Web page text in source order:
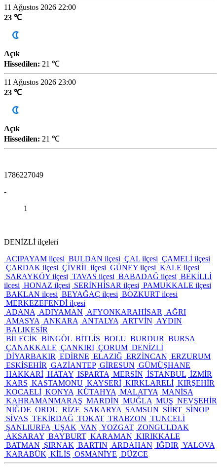
11 Ağustos 2026 22:00
23 ℃
Açık
Hissedilen: 21 ℃
11 Ağustos 2026 23:00
23 ℃
Açık
Hissedilen: 21 ℃
1786227049
-
1
DENİZLİ ilçeleri
ACIPAYAM ilçesi BULDAN ilçesi ÇAL ilçesi ÇAMELİ ilçesi
ÇARDAK ilçesi ÇİVRİL ilçesi GÜNEY ilçesi KALE ilçesi
SARAYKÖY ilçesi TAVAS ilçesi BABADAĞ ilçesi BEKİLLİ
ilçesi HONAZ ilçesi SERİNHİSAR ilçesi PAMUKKALE ilçesi
BAKLAN ilçesi BEYAĞAÇ ilçesi BOZKURT ilçesi
MERKEZEFENDİ ilçesi
ADANA ADIYAMAN AFYONKARAHİSAR
AĞRI
AMASYA ANKARA ANTALYA ARTVİN AYDIN
BALIKESİR
BİLECİK BİNGÖL BİTLİS BOLU BURDUR BURSA
ÇANAKKALE ÇANKIRI ÇORUM DENİZLİ
DİYARBAKIR EDİRNE ELAZIĞ ERZİNCAN ERZURUM
ESKİŞEHİR GAZİANTEP GİRESUN GÜMÜŞHANE
HAKKARİ HATAY ISPARTA MERSİN İSTANBUL İZMİR
KARS KASTAMONU KAYSERİ KIRKLARELİ KIRŞEHİR
KOCAELİ KONYA KÜTAHYA MALATYA MANİSA
KAHRAMANMARAŞ MARDİN MUĞLA MUŞ NEVŞEHİR
NİĞDE ORDU RİZE SAKARYA SAMSUN SİİRT SİNOP
SİVAS TEKİRDAĞ TOKAT TRABZON TUNCELİ
ŞANLIURFA UŞAK VAN YOZGAT ZONGULDAK
AKSARAY BAYBURT KARAMAN KIRIKKALE
BATMAN ŞIRNAK BARTIN ARDAHAN IĞDIR YALOVA
KARABÜK KİLİS OSMANİYE DÜZCE